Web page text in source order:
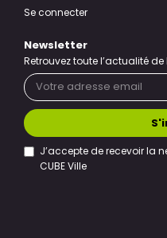
Se connecter
Newsletter
Retrouvez toute l’actualité
J’accepte de recevoir la
CUBE Ville